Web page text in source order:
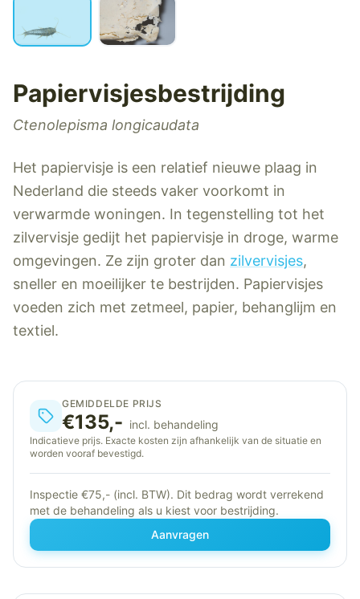
Papiervisjesbestrijding
Ctenolepisma longicaudata
Het papiervisje is een relatief nieuwe plaag in
Nederland die steeds vaker voorkomt in
verwarmde woningen. In tegenstelling tot het
zilvervisje gedijt het papiervisje in droge, warme
omgevingen. Ze zijn groter dan zilvervisjes,
sneller en moeilijker te bestrijden. Papiervisjes
voeden zich met zetmeel, papier, behanglijm en
textiel.
GEMIDDELDE PRIJS
€135,- incl. behandeling
Indicatieve prijs. Exacte kosten zijn afhankelijk van de situatie en
worden vooraf bevestigd.
Inspectie €75,- (incl. BTW). Dit bedrag wordt verrekend
met de behandeling als u kiest voor bestrijding.
Aanvragen